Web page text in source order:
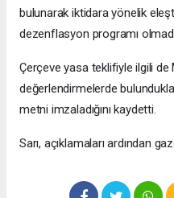
bulunarak iktidara yönelik
dezenflasyon programı
Çerçeve yasa teklifiyle ilgili de
değerlendirmelerde
metni imzaladığını kaydetti.
Sarı, açıklamaları ardından